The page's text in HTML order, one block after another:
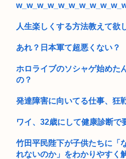
人生楽しくする方法教えて欲
あれ？日本軍て超悪くない？
ホロライブのソシャゲ始めた
の？
発達障害に向いてる仕事、狂
ワイ、32歳にして健康診断で
竹田平民陛下が子供たちに「
れないのか」をわかりやすく